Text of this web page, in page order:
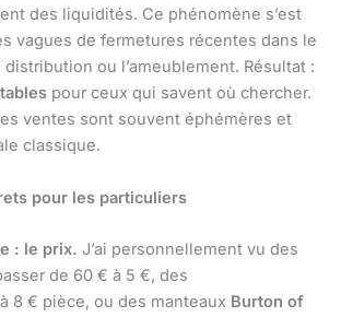
des liquidités. Ce phénomène s’est
vagues de fermetures récentes dans le
ou l’ameublement. Résultat :
pour ceux qui savent où chercher.
ventes sont souvent éphémères et
classique.
pour les particuliers
: le prix. J’ai personnellement vu des
de 60 € à 5 €, des
à 8 € pièce, ou des manteaux Burton of